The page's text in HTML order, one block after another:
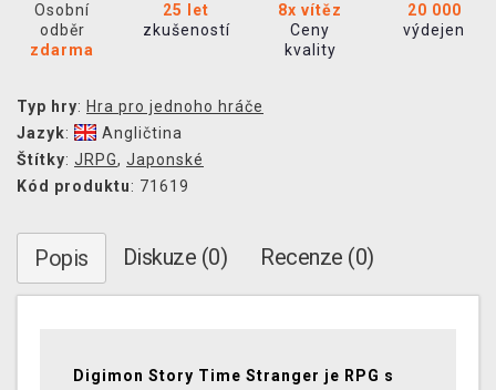
Osobní
odběr
zdarma
25 let
zkušeností
8x vítěz
Ceny
kvality
20 000
výdejen
Typ hry: Hra pro jednoho hráče
Jazyk:
Angličtina
Štítky: JRPG, Japonské
Kód produktu: 71619
Popis Diskuze (0) Recenze (0)
Digimon Story Time Stranger je RPG s